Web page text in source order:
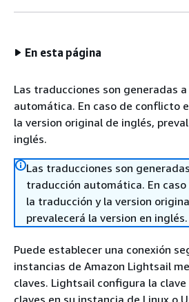
En esta página
Las traducciones son generadas
automática. En caso de conflicto
la version original de inglés,
inglés.
Las traducciones son
traducción automática. En
la traducción y la version
prevalecerá la version en inglés.
Puede establecer una conexión
instancias de Amazon Lightsail
claves. Lightsail configura la
claves en su instancia de Linux o